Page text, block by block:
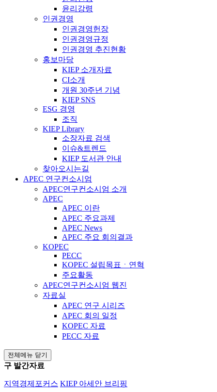
윤리강령
인권경영
인권경영헌장
인권경영규정
인권경영 추진현황
홍보마당
KIEP 소개자료
CI소개
개원 30주년 기념
KIEP SNS
ESG 경영
조직
KIEP Library
소장자료 검색
이슈&트렌드
KIEP 도서관 안내
찾아오시는길
APEC 연구컨소시엄
APEC연구컨소시엄 소개
APEC
APEC 이란
APEC 주요과제
APEC News
APEC 주요 회의결과
KOPEC
PECC
KOPEC 설립목표ㆍ연혁
주요활동
APEC연구컨소시엄 웹진
자료실
APEC 연구 시리즈
APEC 회의 일정
KOPEC 자료
PECC 자료
전체메뉴 닫기
구 발간자료
지역경제포커스 KIEP 아세안 브리핑